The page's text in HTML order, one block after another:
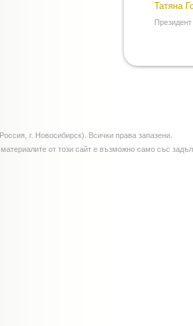
Татяна
г. Новосибирск). Всички права запазени.
от този сайт е възможно само със